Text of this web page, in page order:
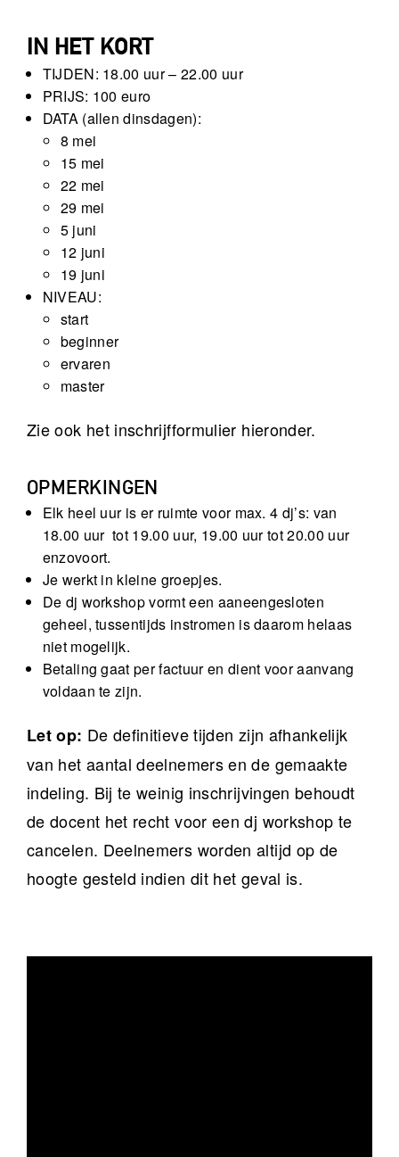
IN HET KORT
TIJDEN: 18.00 uur – 22.00 uur
PRIJS: 100 euro
DATA (allen dinsdagen):
8 mei
15 mei
22 mei
29 mei
5 juni
12 juni
19 juni
NIVEAU:
start
beginner
ervaren
master
Zie ook het inschrijfformulier hieronder.
OPMERKINGEN
Elk heel uur is er ruimte voor max. 4 dj’s: van
18.00 uur tot 19.00 uur, 19.00 uur tot 20.00 uur
enzovoort.
Je werkt in kleine groepjes.
De dj workshop vormt een aaneengesloten
geheel, tussentijds instromen is daarom helaas
niet mogelijk.
Betaling gaat per factuur en dient voor aanvang
voldaan te zijn.
Let op: De definitieve tijden zijn afhankelijk
van het aantal deelnemers en de gemaakte
indeling. Bij te weinig inschrijvingen behoudt
de docent het recht voor een dj workshop te
cancelen. Deelnemers worden altijd op de
hoogte gesteld indien dit het geval is.